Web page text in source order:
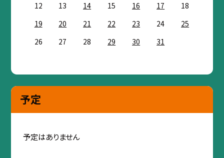
12
13 14 15 16 17
18
19
20 21 22 23 24
25
26
27 28 29 30 31
予定
予定はありません